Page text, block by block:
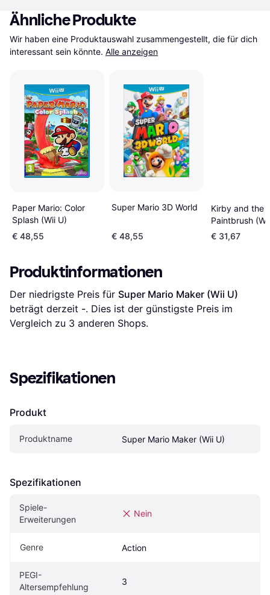
Ähnliche Produkte
Wir haben eine Produktauswahl zusammengestellt, die für dich
interessant sein könnte. Alle anzeigen
Paper Mario: Color
Splash (Wii U)
€ 48,55
Super Mario 3D World
€ 48,55
Kirby and the
Paintbrush
€ 31,67
Produktinformationen
Der niedrigste Preis für Super Mario Maker (Wii U)
beträgt derzeit -. Dies ist der günstigste Preis im
Vergleich zu 3 anderen Shops.
Spezifikationen
Produkt
Produktname Super Mario Maker (Wii U)
Spezifikationen
Spiele-
Erweiterungen
Nein
Genre Action
PEGI-
Altersempfehlung
3